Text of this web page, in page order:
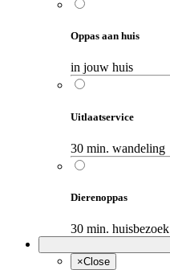
Oppas aan huis
in jouw huis
Uitlaatservice
30 min. wandeling
Dierenoppas
30 min. huisbezoek
×Close